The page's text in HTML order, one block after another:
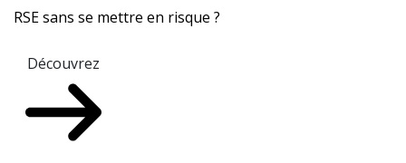
RSE sans se mettre en risque ?
Découvrez